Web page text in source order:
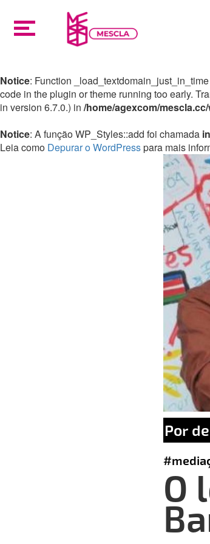
Notice: Function
code in the plugin or theme running too early.
in version 6.7.0.) in /home/agexcom/
Notice: A função WP_Styles::add foi chamada
Leia como Depurar o WordPresspara mais
Por
O